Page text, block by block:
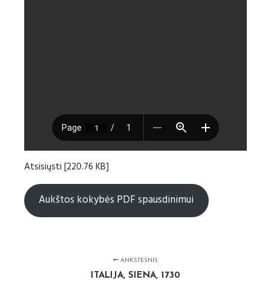
Atsisiųsti [220.76 KB]
Aukštos kokybės PDF spausdinimui
ANKSTESNIS
ITALIJA, SIENA, 1730